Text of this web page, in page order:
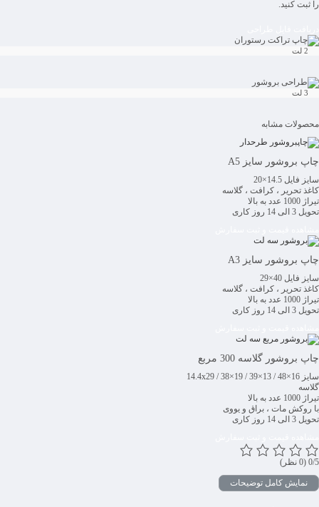
را ثبت کنید.
2 لت
3 لت
محصولات مشابه
چاپ بروشور سایز A5
سایز فایل 14.5×20
کاغذ تحریر ، کرافت ، گلاسه
تیراژ 1000 عدد به بالا
تحویل 3 الی 14 روز کاری
چاپ بروشور سایز A3
سایز فایل 40×29
کاغذ تحریر ، کرافت ، گلاسه
تیراژ 1000 عدد به بالا
تحویل 3 الی 14 روز کاری
چاپ بروشور گلاسه 300 مربع
سایز 14.4x29 / 38×19 / 39×13 / 48×16
گلاسه
تیراژ 1000 عدد به بالا
با روکش مات ، براق و یووی
تحویل 3 الی 14 روز کاری
‫0/5 ‫(0 نظر)
نمایش کامل توضیحات